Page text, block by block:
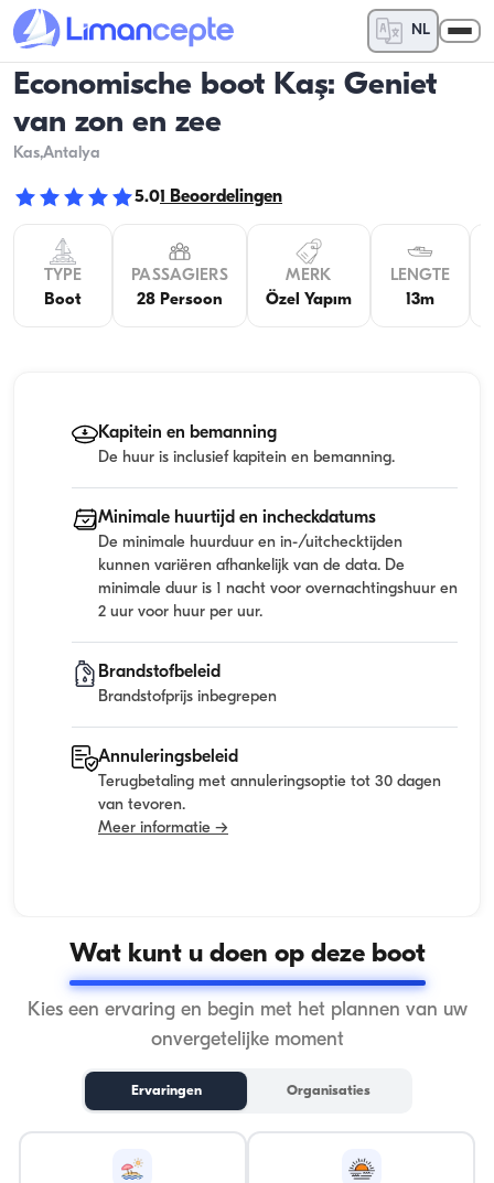
NL
Economische boot Kaş: Geniet
van zon en zee
Kas,Antalya
5.01 Beoordelingen
TYPE
Boot
PASSAGIERS
28 Persoon
MERK
Özel Yapım
LENGTE
13m
Kapitein en bemanning
De huur is inclusief kapitein en bemanning.
Minimale huurtijd en incheckdatums
De minimale huurduur en in-/uitchecktijden
kunnen variëren afhankelijk van de data. De
minimale duur is 1 nacht voor overnachtingshuur en
2 uur voor huur per uur.
Brandstofbeleid
Brandstofprijs inbegrepen
Annuleringsbeleid
Terugbetaling met annuleringsoptie tot 30 dagen
van tevoren.
Meer informatie →
Wat kunt u doen op deze boot
Kies een ervaring en begin met het plannen van uw
onvergetelijke moment
Ervaringen Organisaties